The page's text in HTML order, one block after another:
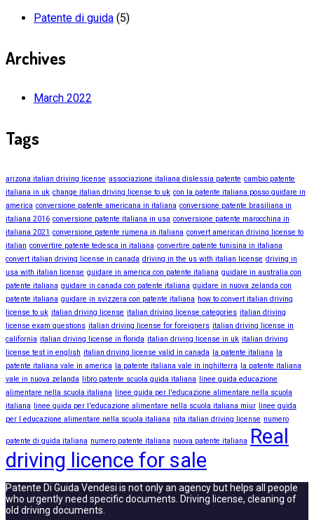
Patente di guida (5)
Archives
March 2022
Tags
arizona italian driving license associazione italiana dislessia patente cambio patente
italiana in uk change italian driving license to uk con la patente italiana posso guidare in
america conversione patente americana in italiana conversione patente brasiliana in
italiana 2016 conversione patente italiana in usa conversione patente marocchina in
italiana 2021 conversione patente rumena in italiana convert american driving license to
italian convertire patente tedesca in italiana convertire patente tunisina in italiana
convert italian driving license in canada driving in the us with italian license driving in
usa with italian license guidare in america con patente italiana guidare in australia con
patente italiana guidare in canada con patente italiana guidare in nuova zelanda con
patente italiana guidare in svizzera con patente italiana how to convert italian driving
license to uk italian driving license italian driving license categories italian driving
license exam questions italian driving license for foreigners italian driving license in
california italian driving license in florida italian driving license in uk italian driving
license test in english italian driving license valid in canada la patente italiana
la
patente italiana vale in america
la patente italiana vale in inghilterra
la patente italiana
vale in nuova zelanda
libro patente scuola guida italiana
linee guida educazione
alimentare nella scuola italiana
linee guida per l'educazione alimentare nella scuola
italiana
linee guida per l'educazione alimentare nella scuola italiana miur linee guida
per l educazione alimentare nella scuola italiana nita italian driving license numero
patente di guida italiana numero patente italiana nuova patente italiana Real
driving licence for sale
Patente Di Guida Vendesi is not only an agency but helps all people
who urgently need specific documents. Driving license, cleaning of
old driving documents.